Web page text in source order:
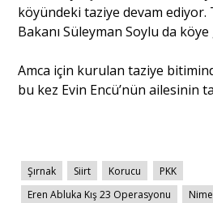
Ankara
Sağlık
köyündeki taziye devam ediyor.
Bakanı Süleyman Soylu da
Amca için kurulan taziye
bu kez Evin Encü’nün ailesinin
Şırnak Siirt Korucu
PKK
Eren Abluka Kış 23 Operasyonu